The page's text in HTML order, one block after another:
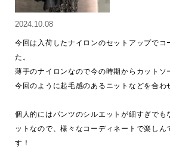
2024.10.08
今回は入荷したナイロンのセットアップでコ
た。
薄手のナイロンなので今の時期からカットソ
今回のように起毛感のあるニットなどを合わ
個人的にはパンツのシルエットが細すぎでも
ットなので、様々なコーディネートで楽しん